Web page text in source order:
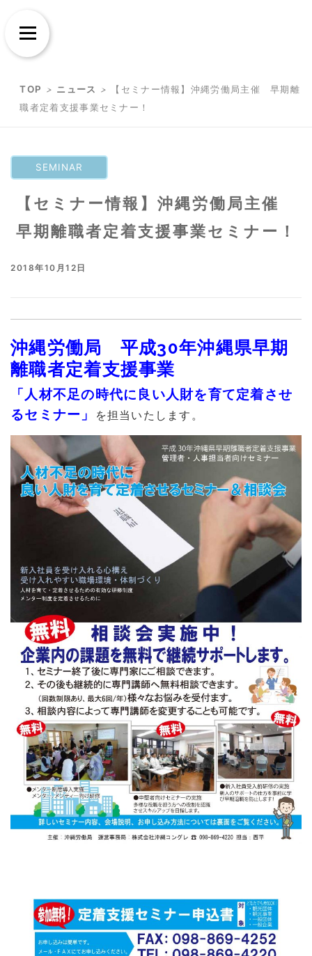
Menu
TOP > ニュース >
【セミナー情報】沖縄労働局主催 早期離
職者定着支援事業セミナー！
SEMINAR
【セミナー情報】沖縄労働局主催
早期離職者定着支援事業セミナー！
2018年10月12日
沖縄労働局 平成30年沖縄県早期
離職者定着支援事業
「人材不足の時代に良い人財を育て定着させ
るセミナー」
を担当いたします。